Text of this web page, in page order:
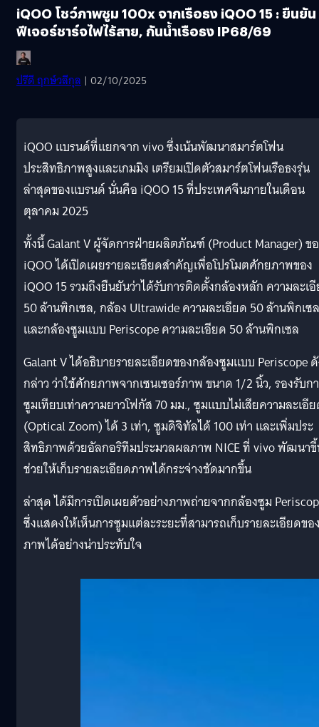
iQOO โชว์ภาพซูม 100x จากเรือธง iQOO 15 : ยืนยัน
ฟีเจอร์ชาร์จไฟไร้สาย, กันน้ำเรือธง IP68/69
ปรีดี ฤกษ์วลีกุล | 02/10/2025
iQOO แบรนด์ที่แยกจาก vivo ซึ่งเน้นพัฒนาสมาร์ตโฟน
ประสิทธิภาพสูงและเกมมิง เตรียมเปิดตัวสมาร์ตโฟนเรือธงรุ่น
ล่าสุดของแบรนด์ นั่นคือ iQOO 15 ที่ประเทศจีนภายในเดือน
ตุลาคม 2025
ทั้งนี้ Galant V ผู้จัดการฝ่ายผลิตภัณฑ์ (Product Manager) ข
iQOO ได้เปิดเผยรายละเอียดสำคัญเพื่อโปรโมตศักยภาพของ
iQOO 15 รวมถึงยืนยันว่าได้รับการติดตั้งกล้องหลัก ความละเ
50 ล้านพิกเซล, กล้อง Ultrawide ความละเอียด 50 ล้านพิกเซล
และกล้องซูมแบบ Periscope ความละเอียด 50 ล้านพิกเซล
Galant V ได้อธิบายรายละเอียดของกล้องซูมแบบ Periscope
กล่าว ว่าใช้ศักยภาพจากเซนเซอร์ภาพ ขนาด 1/2 นิ้ว, รองรับก
ซูมเทียบเท่าความยาวโฟกัส 70 มม., ซูมแบบไม่เสียความละเอี
(Optical Zoom) ได้ 3 เท่า, ซูมดิจิทัลได้ 100 เท่า และเพิ่มประ
สิทธิภาพด้วยอัลกอริทึมประมวลผลภาพ NICE ที่ vivo พัฒนา
ช่วยให้เก็บรายละเอียดภาพได้กระจ่างชัดมากขึ้น
ล่าสุด ได้มีการเปิดเผยตัวอย่างภาพถ่ายจากกล้องซูม
ซึ่งแสดงให้เห็นการซูมแต่ละระยะที่สามารถเก็บรายละเอียดขอ
ภาพได้อย่างน่าประทับใจ